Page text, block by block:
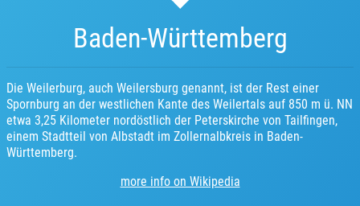
Baden-Württemberg
Die Weilerburg, auch Weilersburg genannt, ist der Rest einer
Spornburg an der westlichen Kante des Weilertals auf 850 m ü. NN
etwa 3,25 Kilometer nordöstlich der Peterskirche von Tailfingen,
einem Stadtteil von Albstadt im Zollernalbkreis in Baden-
Württemberg.
more info on Wikipedia